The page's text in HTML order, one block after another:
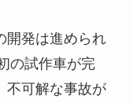
開発は進められ
の試作車が完
不可解な事故が